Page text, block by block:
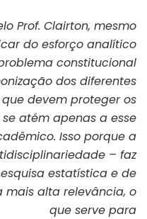
Prof. Clairton, mesmo
do esforço analítico
constitucional
dos diferentes
devem proteger os
atém apenas a esse
Isso porque a
– faz
estatística e de
mais alta relevância, o
que serve para